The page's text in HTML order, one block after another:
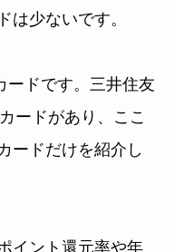
は少ないです。
ードです。三井住友
ードがあり、ここ
ードだけを紹介し
イント還元率や年